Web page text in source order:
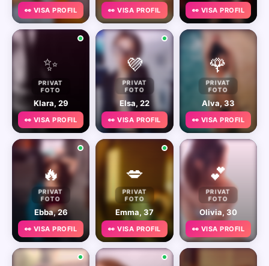
👀 VISA PROFIL 👀 VISA PROFIL 👀 VISA PROFIL
✨
PRIVAT
FOTO
Klara, 29
👀 VISA PROFIL
💜
PRIVAT
FOTO
Elsa, 22
👀 VISA PROFIL
🌹
PRIVAT
FOTO
Alva, 33
👀 VISA PROFIL
🔥
PRIVAT
FOTO
Ebba, 26
👀 VISA PROFIL
💋
PRIVAT
FOTO
Emma, 37
👀 VISA PROFIL
💕
PRIVAT
FOTO
Olivia, 30
👀 VISA PROFIL